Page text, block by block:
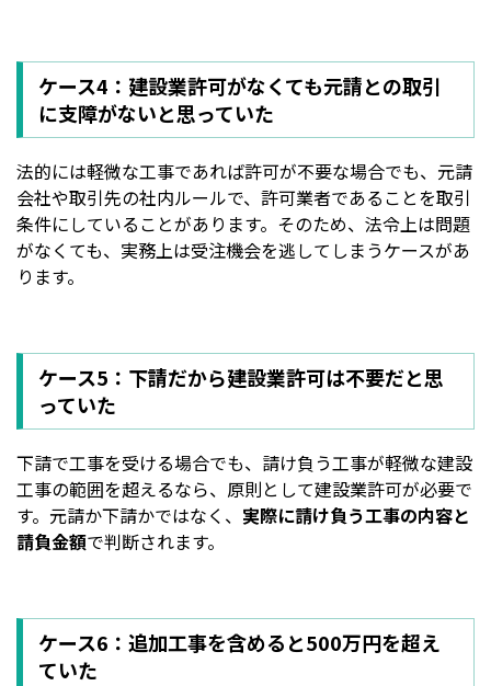
ケース4：建設業許可がなくても元請との取引
に支障がないと思っていた
法的には軽微な工事であれば許可が不要な場合でも、元請
会社や取引先の社内ルールで、許可業者であることを取引
条件にしていることがあります。そのため、法令上は問題
がなくても、実務上は受注機会を逃してしまうケースがあ
ります。
ケース5：下請だから建設業許可は不要だと思
っていた
下請で工事を受ける場合でも、請け負う工事が軽微な建設
工事の範囲を超えるなら、原則として建設業許可が必要で
す。元請か下請かではなく、 実際に請け負う工事の内容と
請負金額で判断されます。
ケース6：追加工事を含めると500万円を超え
ていた